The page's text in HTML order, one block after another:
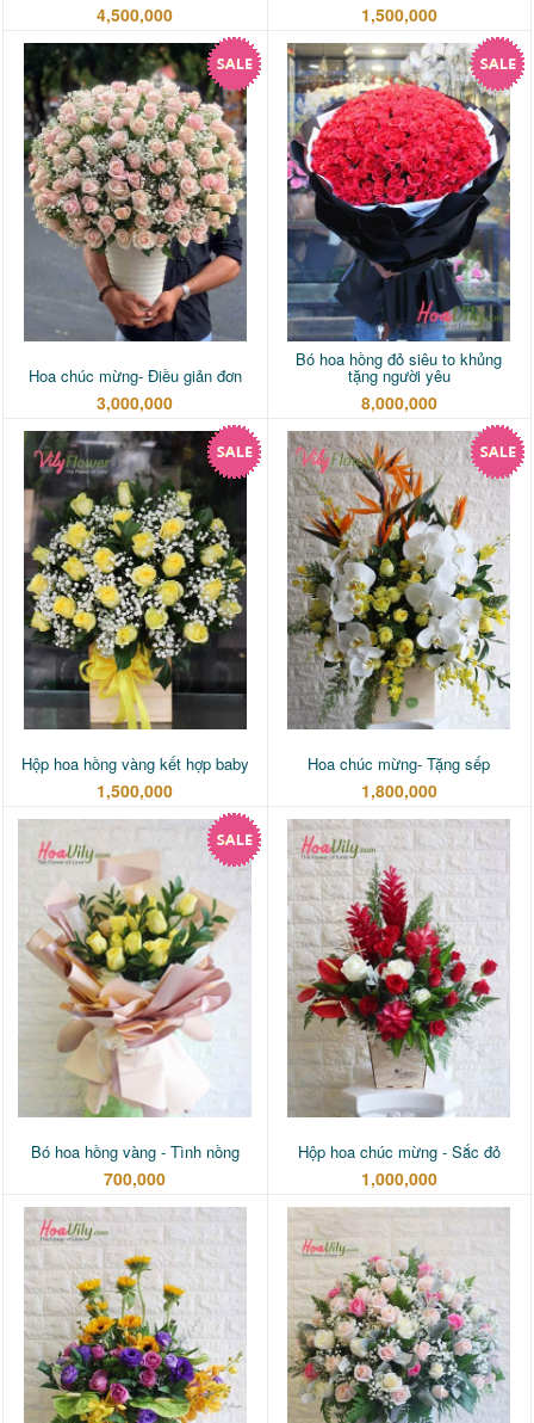
4,500,000 1,500,000
Hoa chúc mừng- Điều giản đơn
3,000,000
Bó hoa hồng đỏ siêu to khủng
tặng người yêu
8,000,000
Hộp hoa hồng vàng kết hợp baby
1,500,000
Hoa chúc mừng- Tặng sếp
1,800,000
Bó hoa hồng vàng - Tình nồng
700,000
Hộp hoa chúc mừng - Sắc đỏ
1,000,000